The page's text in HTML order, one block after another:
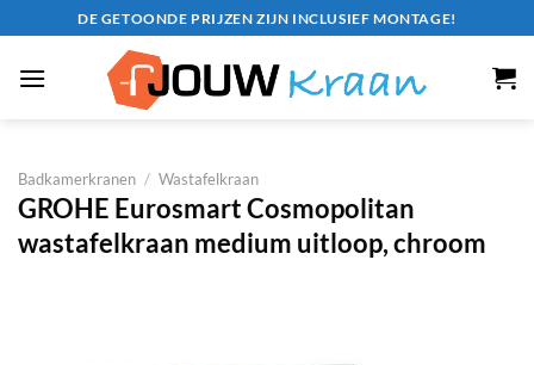
naar
inhoud
DE GETOONDE PRIJZEN ZIJN INCLUSIEF MONTAGE!
Badkamerkranen / Wastafelkraan
GROHE Eurosmart Cosmopolitan
wastafelkraan medium uitloop, chroom